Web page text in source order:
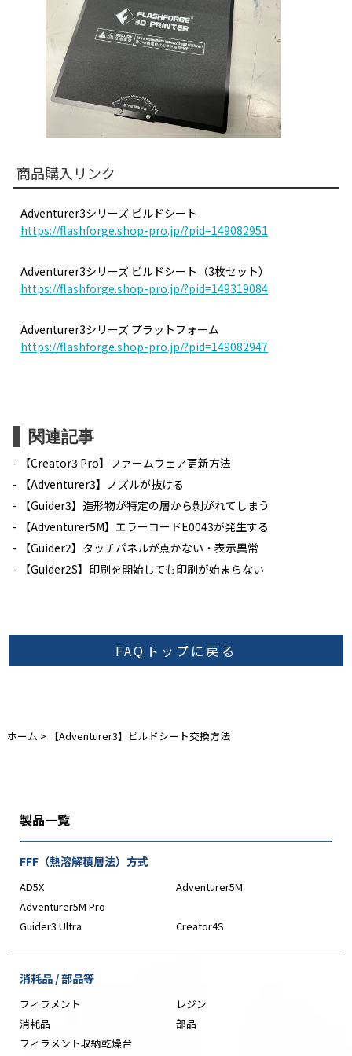
商品購入リンク
Adventurer3シリーズ ビルドシート
https://flashforge.shop-pro.jp/?pid=149082951
Adventurer3シリーズ ビルドシート（3枚セット）
https://flashforge.shop-pro.jp/?pid=149319084
Adventurer3シリーズ プラットフォーム
https://flashforge.shop-pro.jp/?pid=149082947
関連記事
【Creator3 Pro】ファームウェア更新方法
【Adventurer3】ノズルが抜ける
【Guider3】造形物が特定の層から剝がれてしまう
【Adventurer5M】エラーコードE0043が発生する
【Guider2】タッチパネルが点かない・表示異常
【Guider2S】印刷を開始しても印刷が始まらない
FAQトップに戻る
ホーム > 【Adventurer3】ビルドシート交換方法
製品一覧
FFF（熱溶解積層法）方式
AD5X
Adventurer5M
Adventurer5M Pro
Guider3 Ultra
Creator4S
消耗品 / 部品等
フィラメント
レジン
消耗品
部品
フィラメント収納乾燥台